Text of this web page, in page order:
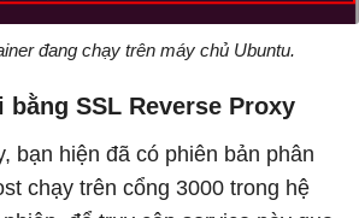
đang chạy trên máy chủ Ubuntu.
bằng SSL Reverse Proxy
bạn hiện đã có phiên bản phân
chạy trên cổng 3000 trong hệ